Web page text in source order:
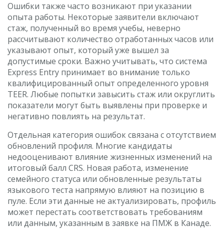
Ошибки также часто возникают при указании
опыта работы. Некоторые заявители включают
стаж, полученный во время учебы, неверно
рассчитывают количество отработанных часов или
указывают опыт, который уже вышел за
допустимые сроки. Важно учитывать, что система
Express Entry принимает во внимание только
квалифицированный опыт определенного уровня
TEER. Любые попытки завысить стаж или округлить
показатели могут быть выявлены при проверке и
негативно повлиять на результат.
Отдельная категория ошибок связана с отсутствием
обновлений профиля. Многие кандидаты
недооценивают влияние жизненных изменений на
итоговый балл CRS. Новая работа, изменение
семейного статуса или обновленные результаты
языкового теста напрямую влияют на позицию в
пуле. Если эти данные не актуализировать, профиль
может перестать соответствовать требованиям
или данным, указанным в заявке на ПМЖ в Канаде.